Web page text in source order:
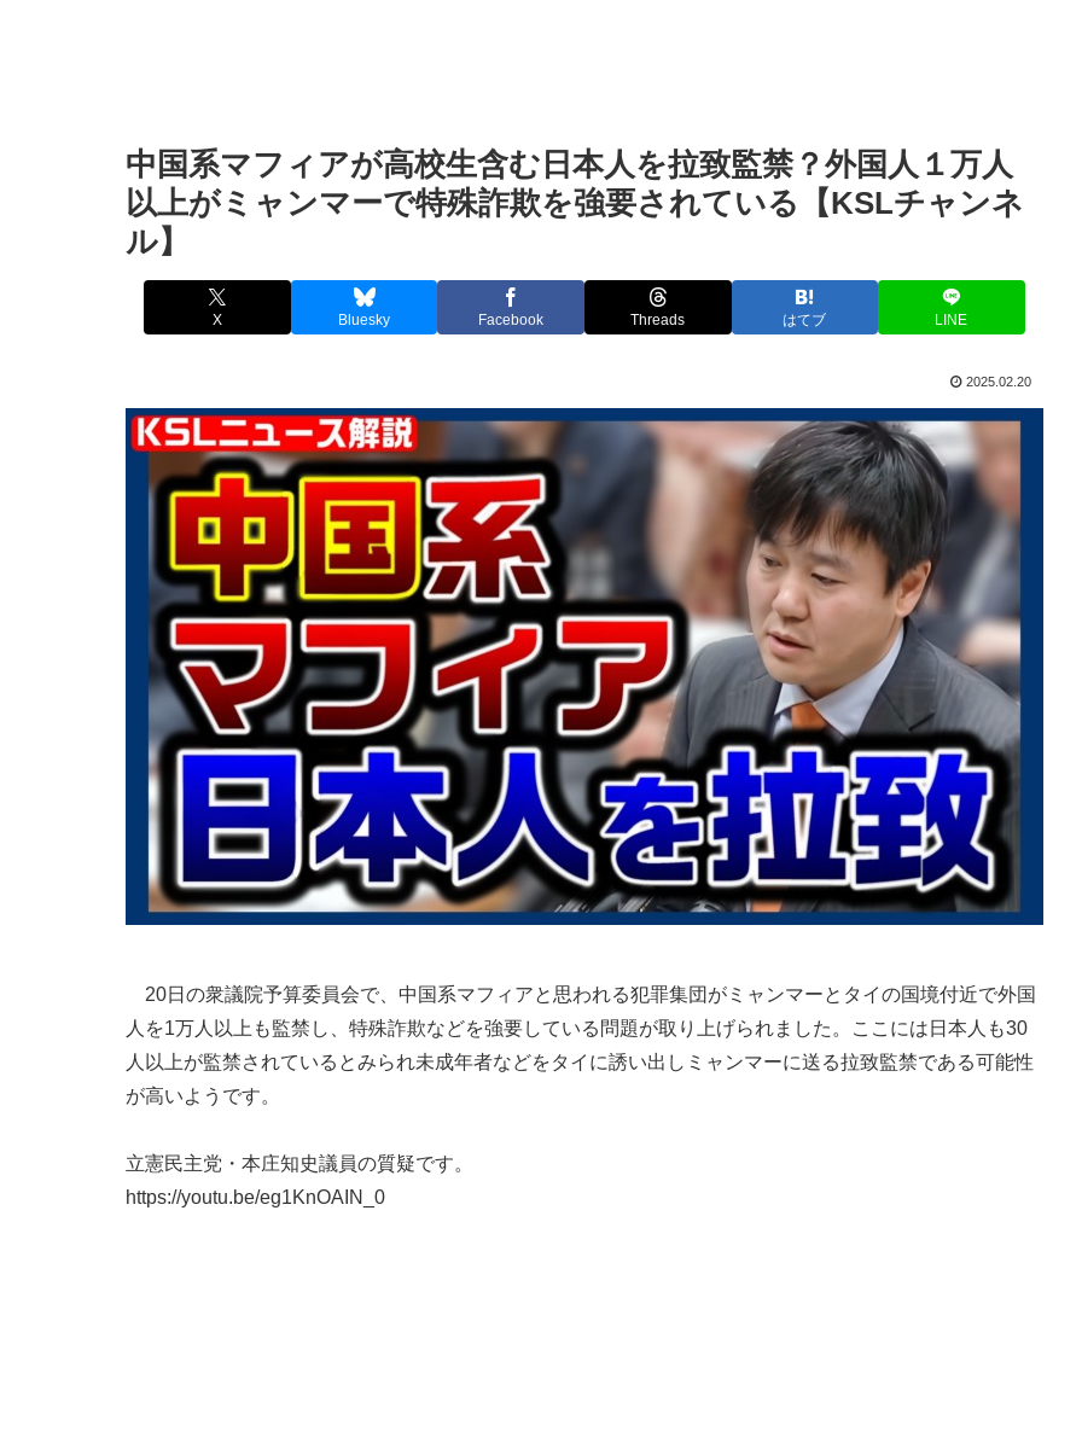
中国系マフィアが高校生含む日本人を拉致監禁？外国人１万人
以上がミャンマーで特殊詐欺を強要されている【KSLチャンネ
ル】
X Bluesky Facebook Threads はてブ LINE
2025.02.20
20日の衆議院予算委員会で、中国系マフィアと思われる犯罪集団がミャンマーとタイの国境付近で外国
人を1万人以上も監禁し、特殊詐欺などを強要している問題が取り上げられました。ここには日本人も30
人以上が監禁されているとみられ未成年者などをタイに誘い出しミャンマーに送る拉致監禁である可能性
が高いようです。
立憲民主党・本庄知史議員の質疑です。
https://youtu.be/eg1KnOAIN_0